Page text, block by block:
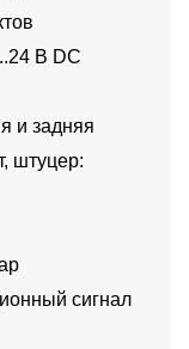
В DC
и задняя
штуцер:
сигнал